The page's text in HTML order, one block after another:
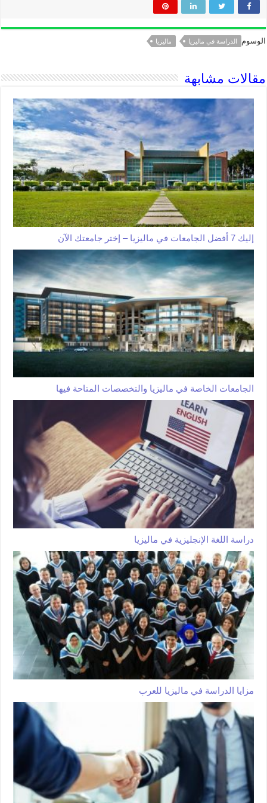
الوسوم الدراسة في ماليزيا ماليزيا
مقالات مشابهة
إليك 7 أفضل الجامعات في ماليزيا – إختر جامعتك الآن
الجامعات الخاصة في ماليزيا والتخصصات المتاحة فيها
دراسة اللغة الإنجليزية في ماليزيا
مزايا الدراسة في ماليزيا للعرب